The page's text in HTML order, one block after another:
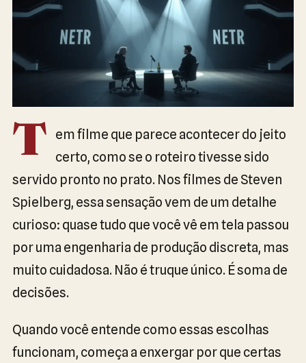
T
em filme que parece acontecer do jeito
certo, como se o roteiro tivesse sido
servido pronto no prato. Nos filmes de Steven
Spielberg, essa sensação vem de um detalhe
curioso: quase tudo que você vê em tela passou
por uma engenharia de produção discreta, mas
muito cuidadosa. Não é truque único. É soma de
decisões.
Quando você entende como essas escolhas
funcionam, começa a enxergar por que certas